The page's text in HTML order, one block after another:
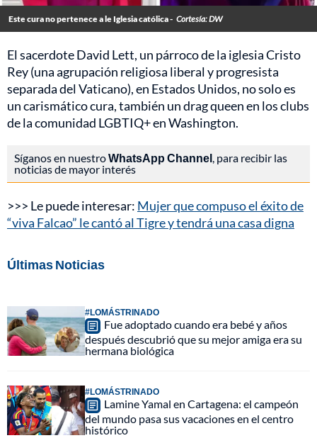
Este cura no pertenece a le Iglesia católica - Cortesía: DW
El sacerdote David Lett, un párroco de la iglesia Cristo
Rey (una agrupación religiosa liberal y progresista
separada del Vaticano), en Estados Unidos, no solo es
un carismático cura, también un drag queen en los clubs
de la comunidad LGBTIQ+ en Washington.
Síganos en nuestroWhatsApp Channel, para recibir las
noticias de mayor interés
>>> Le puede interesar: Mujer que compuso el éxito de
“viva Falcao” le cantó al Tigre y tendrá una casa digna
Últimas Noticias
#LOMÁSTRINADO
Fue adoptado cuando era bebé y años
después descubrió que su mejor amiga era su
hermana biológica
#LOMÁSTRINADO
Lamine Yamal en Cartagena: el campeón
del mundo pasa sus vacaciones en el centro
histórico